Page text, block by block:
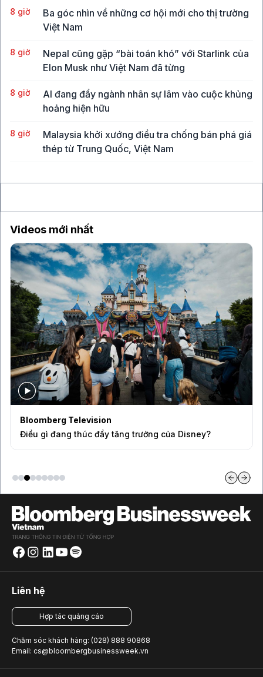
8 giờ
Ba góc nhìn về những cơ hội mới cho thị trường
Việt Nam
8 giờ
Nepal cũng gặp “bài toán khó” với Starlink của
Elon Musk như Việt Nam đã từng
8 giờ
AI đang đẩy ngành nhân sự lâm vào cuộc khủng
hoảng hiện hữu
8 giờ
Malaysia khởi xướng điều tra chống bán phá giá
thép từ Trung Quốc, Việt Nam
Videos mới nhất
Bloomberg Television
Điều gì đang thúc đẩy tăng trưởng của Disney?
Liên hệ
Hợp tác quảng cáo
Chăm sóc khách hàng: (028) 888 90868
Email: cs@bloombergbusinessweek.vn